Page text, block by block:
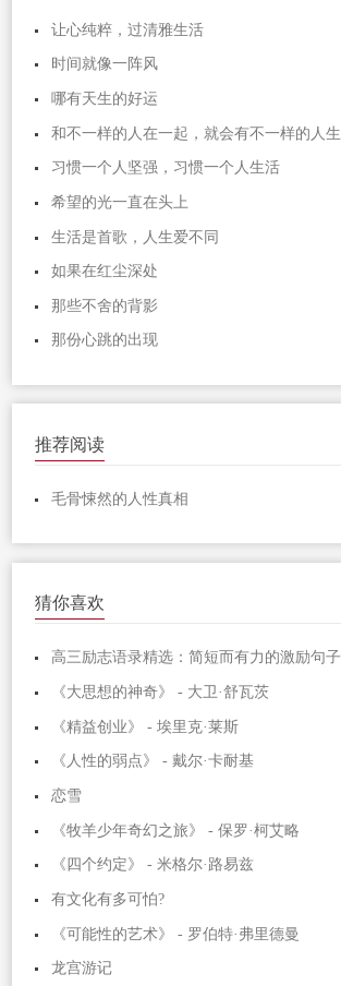
让心纯粹，过清雅生活
时间就像一阵风
哪有天生的好运
和不一样的人在一起，就会有不一样的人生
习惯一个人坚强，习惯一个人生活
希望的光一直在头上
生活是首歌，人生爱不同
如果在红尘深处
那些不舍的背影
那份心跳的出现
推荐阅读
毛骨悚然的人性真相
猜你喜欢
高三励志语录精选：简短而有力的激励句子
《大思想的神奇》 - 大卫·舒瓦茨
《精益创业》 - 埃里克·莱斯
《人性的弱点》 - 戴尔·卡耐基
恋雪
《牧羊少年奇幻之旅》 - 保罗·柯艾略
《四个约定》 - 米格尔·路易兹
有文化有多可怕?
《可能性的艺术》 - 罗伯特·弗里德曼
龙宫游记